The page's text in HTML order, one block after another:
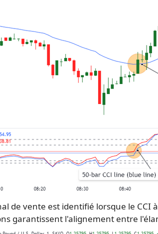
de vente est identifié lorsque le CCI
garantissent l'alignement entre